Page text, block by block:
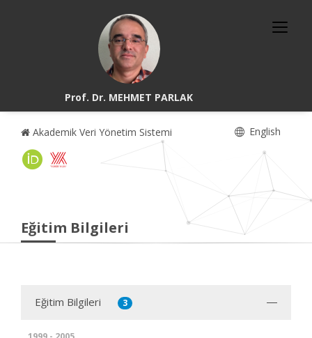
Prof. Dr. MEHMET PARLAK
Akademik Veri Yönetim Sistemi English
Eğitim Bilgileri
Eğitim Bilgileri 3